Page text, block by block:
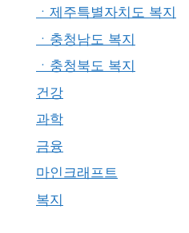
ㆍ제주특별자치도 복지
ㆍ충청남도 복지
ㆍ충청북도 복지
건강
과학
금융
마인크래프트
복지